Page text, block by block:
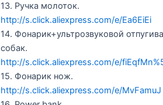
13. Ручка молоток.
http://s.click.aliexpress.com/e/Ea6EiEi
14. Фонарик+ультрозвуковой
собак.
http://s.click.aliexpress.com/e/
15. Фонарик нож.
http://s.click.aliexpress.com/e/MvFamuJ